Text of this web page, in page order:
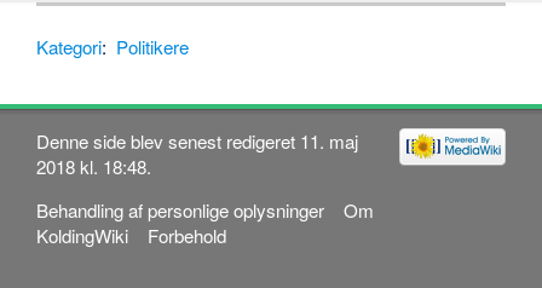
Kategori: Politikere
Denne side blev senest redigeret 11. maj
2018 kl. 18:48.
Behandling af personlige oplysninger
Om
KoldingWiki
Forbehold